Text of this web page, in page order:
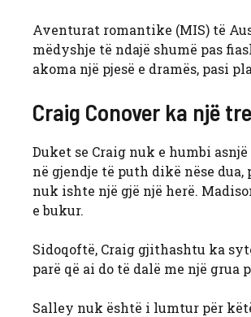
Aventurat romantike (MIS) të
mëdyshje të ndajë shumë pas
akoma një pjesë e dramës, pasi
Craig Conover ka një
Duket se Craig nuk e humbi
në gjendje të puth dikë nëse
nuk ishte një gjë një herë.
e bukur.
Sidoqoftë, Craig gjithashtu ka
parë që ai do të dalë me një grua
Salley nuk është i lumtur për